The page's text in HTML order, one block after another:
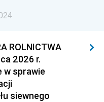
ROLNICTWA
2026 r.
w sprawie
siewnego